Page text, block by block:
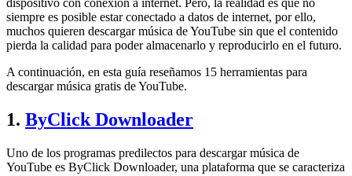
dispositivo con conexión a internet. Pero, la realidad es que no
siempre es posible estar conectado a datos de internet, por ello,
muchos quieren descargar música de YouTube sin que el contenido
pierda la calidad para poder almacenarlo y reproducirlo en el futuro.
A continuación, en esta guía reseñamos 15 herramientas para
descargar música gratis de YouTube.
1. ByClick Downloader
Uno de los programas predilectos para descargar música de
YouTube es ByClick Downloader, una plataforma que se caracteriza